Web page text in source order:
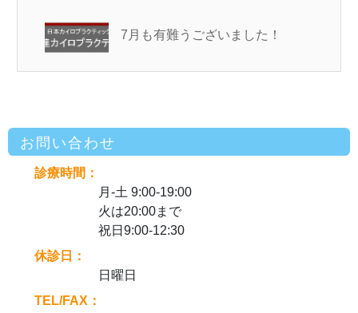
7月も有難うございました！
お問い合わせ
診療時間：
月-土 9:00-19:00
火は20:00まで
祝日9:00-12:30
休診日：
日曜日
TEL/FAX：